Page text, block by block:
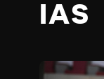
IAS